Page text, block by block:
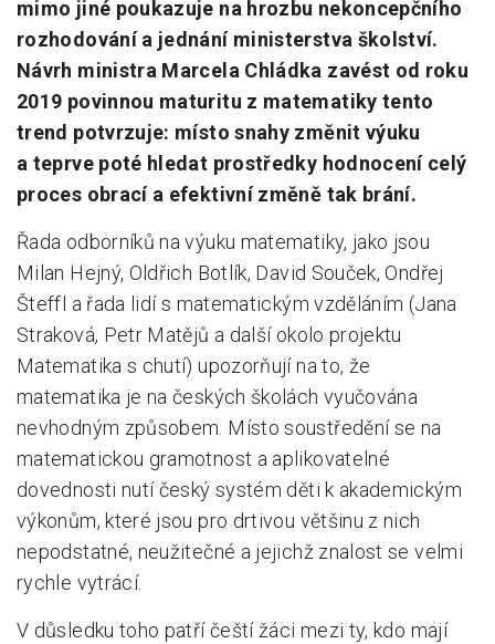
mimo jiné poukazuje na hrozbu nekoncepčního
rozhodování a jednání ministerstva školství.
Návrh ministra Marcela Chládka zavést od roku
2019 povinnou maturitu z matematiky tento
trend potvrzuje: místo snahy změnit výuku
a teprve poté hledat prostředky hodnocení celý
proces obrací a efektivní změně tak brání.
Řada odborníků na výuku matematiky, jako jsou
Milan Hejný, Oldřich Botlík, David Souček, Ondřej
Šteffl a řada lidí s matematickým vzděláním (Jana
Straková, Petr Matějů a další okolo projektu
Matematika s chutí) upozorňují na to, že
matematika je na českých školách vyučována
nevhodným způsobem. Místo soustředění se na
matematickou gramotnost a aplikovatelné
dovednosti nutí český systém děti k akademickým
výkonům, které jsou pro drtivou většinu z nich
nepodstatné, neužitečné a jejichž znalost se velmi
rychle vytrácí.
V důsledku toho patří čeští žáci mezi ty, kdo mají